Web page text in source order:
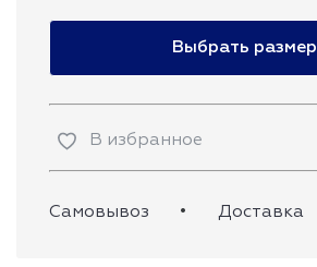
Выбрать размер
В избранное
Самовывоз • Доставка